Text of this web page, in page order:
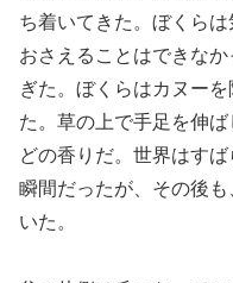
ち着いてきた。ぼくら
おさえることはできな
ぎた。ぼくらはカヌー
た。草の上で手足を伸
どの香りだ。世界はす
瞬間だったが、その後
いた。